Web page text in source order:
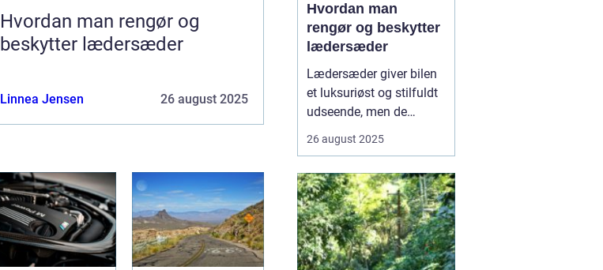
Hvordan man rengør og
beskytter lædersæder
Linnea Jensen 26 august 2025
Hvordan man
rengør og beskytter
lædersæder
Lædersæder giver bilen
et luksuriøst og stilfuldt
udseende, men de
for at bevare deres
Uden korrekt rengøring
og beskyttelse kan læder
blive tør...
26 august 2025